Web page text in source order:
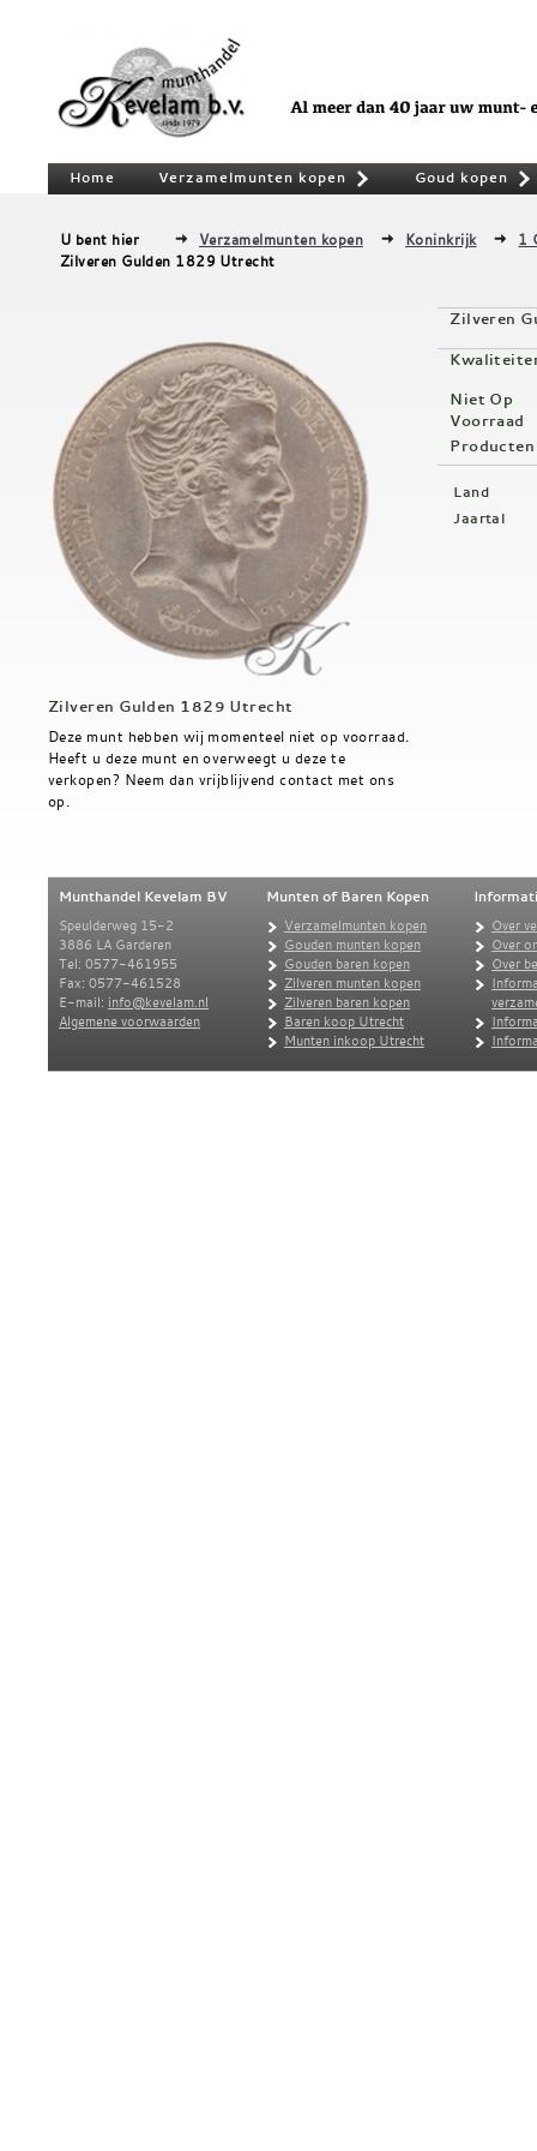
Home Verzamelmunten kopen Goud kopen
U bent hier Verzamelmunten kopen Koninkrijk
1
Zilveren Gulden 1829 Utrecht
Zilveren Gulden 1829 Utrecht
Deze munt hebben wij momenteel niet op voorraad.
Heeft u deze munt en overweegt u deze te
verkopen? Neem dan vrijblijvend contact met ons
op.
Zilveren
Niet Op
Voorraad
Land
Jaartal
Munthandel Kevelam BV
Speulderweg 15-2
3886 LA Garderen
Tel: 0577-461955
Fax: 0577-461528
E-mail: info@kevelam.nl
Algemene voorwaarden
Munten of Baren Kopen
Verzamelmunten kopen
Gouden munten kopen
Gouden baren kopen
Zilveren munten kopen
Zilveren baren kopen
Baren koop Utrecht
Munten inkoop Utrecht
Over
Over
Over